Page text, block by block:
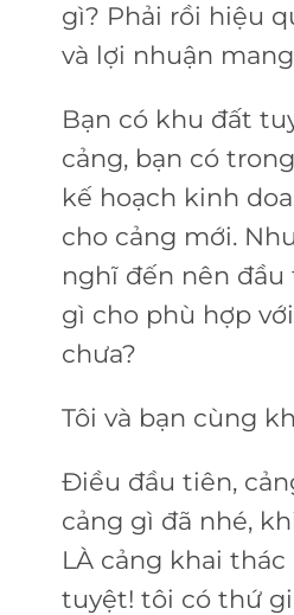
gì? Phải rồi hiệu
và lợi nhuận
Bạn có khu đất
cảng, bạn có
kế hoạch kinh
cho cảng mới.
nghĩ đến nên đầu
gì cho phù hợp
chưa?
Tôi và bạn cùng
Điều đầu tiên,
cảng gì đã nhé,
LÀ cảng khai thác
tuyệt! tôi có thứ